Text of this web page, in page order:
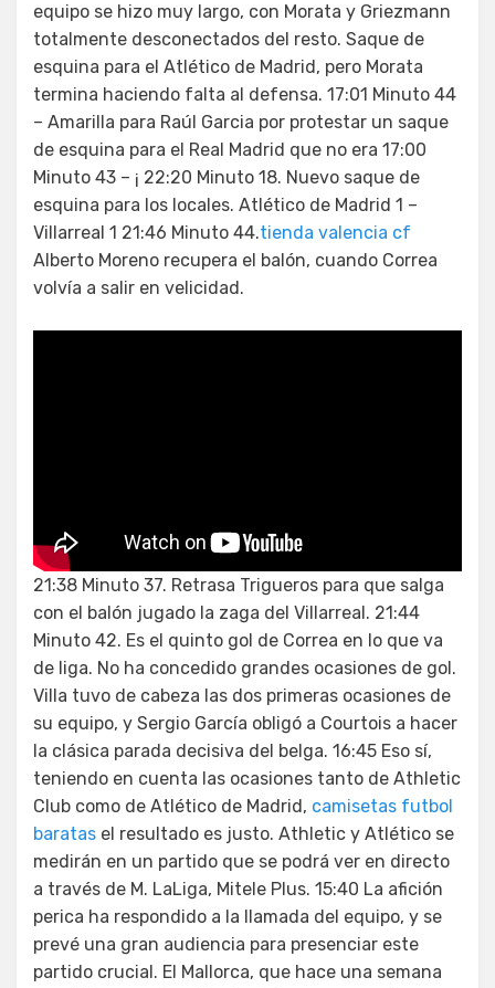
equipo se hizo muy largo, con Morata y Griezmann
totalmente desconectados del resto. Saque de
esquina para el Atlético de Madrid, pero Morata
termina haciendo falta al defensa. 17:01 Minuto 44
– Amarilla para Raúl Garcia por protestar un saque
de esquina para el Real Madrid que no era 17:00
Minuto 43 – ¡ 22:20 Minuto 18. Nuevo saque de
esquina para los locales. Atlético de Madrid 1 –
Villarreal 1 21:46 Minuto 44.tienda valencia cf
Alberto Moreno recupera el balón, cuando Correa
volvía a salir en velicidad.
21:38 Minuto 37. Retrasa Trigueros para que salga
con el balón jugado la zaga del Villarreal. 21:44
Minuto 42. Es el quinto gol de Correa en lo que va
de liga. No ha concedido grandes ocasiones de gol.
Villa tuvo de cabeza las dos primeras ocasiones de
su equipo, y Sergio García obligó a Courtois a hacer
la clásica parada decisiva del belga. 16:45 Eso sí,
teniendo en cuenta las ocasiones tanto de Athletic
Club como de Atlético de Madrid, camisetas futbol
baratas el resultado es justo. Athletic y Atlético se
medirán en un partido que se podrá ver en directo
a través de M. LaLiga, Mitele Plus. 15:40 La afición
perica ha respondido a la llamada del equipo, y se
prevé una gran audiencia para presenciar este
partido crucial. El Mallorca, que hace una semana